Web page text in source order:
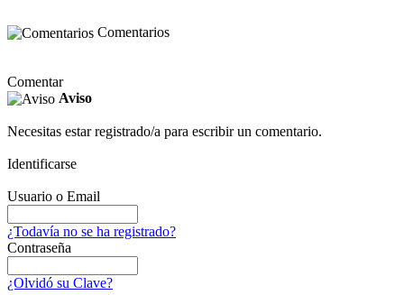
Comentarios
Comentar
Aviso
Necesitas estar registrado/a para escribir un comentario.
Identificarse
Usuario o Email
¿Todavía no se ha registrado?
Contraseña
¿Olvidó su Clave?